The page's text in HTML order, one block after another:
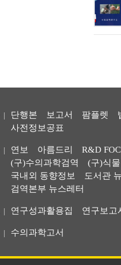
단행본 보고서 팜플렛
사전정보공표
연보 아름드리 R&D
(구)수의과학검역
(구)식
국내외 동향정보
도서관
검역본부 뉴스레터
연구성과활용집 연구보고
수의과학고서